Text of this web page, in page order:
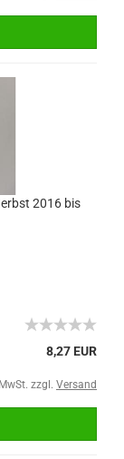
2016 bis
8,27 EUR
zzgl. Versand